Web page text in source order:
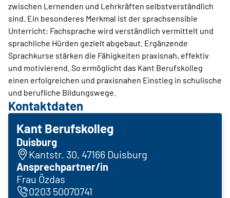
zwischen Lernenden und Lehrkräften selbstverständlich
sind. Ein besonderes Merkmal ist der sprachsensible
Unterricht: Fachsprache wird verständlich vermittelt und
sprachliche Hürden gezielt abgebaut. Ergänzende
Sprachkurse stärken die Fähigkeiten praxisnah, effektiv
und motivierend. So ermöglicht das Kant Berufskolleg
einen erfolgreichen und praxisnahen Einstieg in schulische
und berufliche Bildungswege.
Kontaktdaten
Kant Berufskolleg
Duisburg
Kantstr. 30, 47166 Duisburg
Ansprechpartner/in
Frau Özdas
0203 50070741